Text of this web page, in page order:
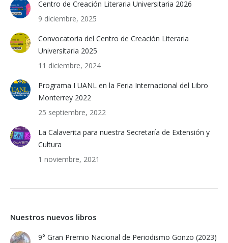
Centro de Creación Literaria Universitaria 2026
9 diciembre, 2025
Convocatoria del Centro de Creación Literaria
Universitaria 2025
11 diciembre, 2024
Programa I UANL en la Feria Internacional del Libro
Monterrey 2022
25 septiembre, 2022
La Calaverita para nuestra Secretaría de Extensión y
Cultura
1 noviembre, 2021
Nuestros nuevos libros
9° Gran Premio Nacional de Periodismo Gonzo (2023)